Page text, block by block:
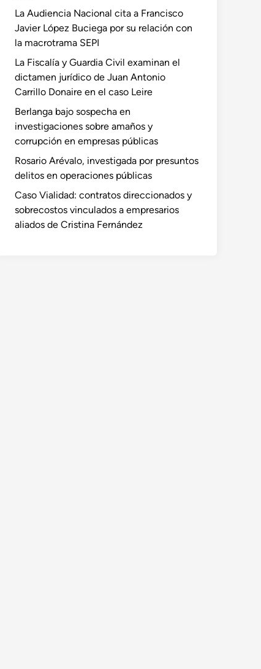
La Audiencia Nacional cita a Francisco
Javier López Buciega por su relación con
la macrotrama SEPI
La Fiscalía y Guardia Civil examinan el
dictamen jurídico de Juan Antonio
Carrillo Donaire en el caso Leire
Berlanga bajo sospecha en
investigaciones sobre amaños y
corrupción en empresas públicas
Rosario Arévalo, investigada por presuntos
delitos en operaciones públicas
Caso Vialidad: contratos direccionados y
sobrecostos vinculados a empresarios
aliados de Cristina Fernández